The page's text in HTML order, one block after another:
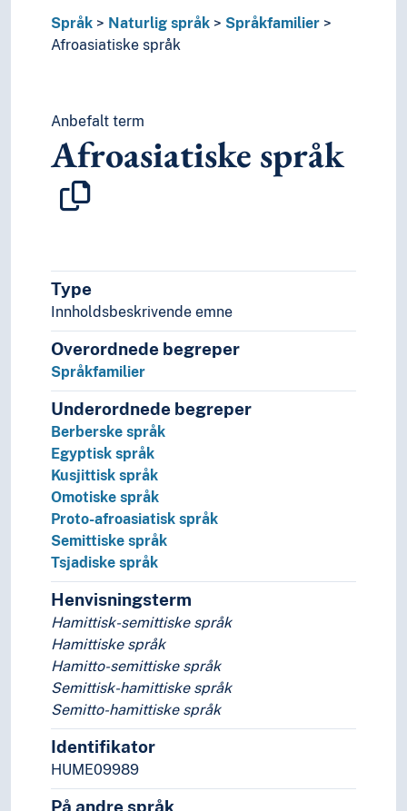
Koreansk språk
Mataguyanske språk
Paleoasiatiske språk
Panoanske språk
Papuanske språk
Sinotibetanske språk
Språkisolat
Uralske språk
Viet-muong språk
Substrat
Særspråk
Truede språk
Verdensspråk
Språkevnen
Språkhistorie
Språkkultur
Tid i enheter, stadier og perioder
Språk Naturlig språk
Språkfamilier
Afroasiatiske språk
Anbefalt term
Afroasiatiske språk
Type
Innholdsbeskrivende emne
Overordnede begreper
Språkfamilier
Underordnede begreper
Berberske språk
Egyptisk språk
Kusjittisk språk
Omotiske språk
Proto-afroasiatisk språk
Semittiske språk
Tsjadiske språk
Henvisningsterm
Hamittisk-semittiske språk
Hamittiske språk
Hamitto-semittiske språk
Semittisk-hamittiske språk
Semitto-hamittiske språk
Identifikator
HUME09989
På andre språk